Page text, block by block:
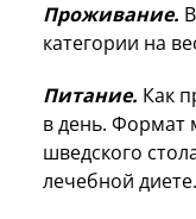
Проживание.
категории на
Питание. Как
в день. Формат
шведского
лечебной диете.